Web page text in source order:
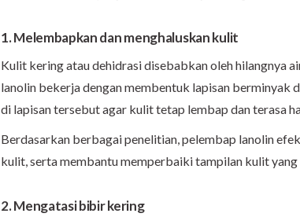
1. Melembapkan dan menghaluskan kulit
Kulit kering atau dehidrasi disebabkan oleh hilangnya
lanolin bekerja dengan membentuk lapisan berminyak
di lapisan tersebut agar kulit tetap lembap dan terasa
Berdasarkan berbagai penelitian, pelembap lanolin
kulit, serta membantu memperbaiki tampilan kulit yang
2. Mengatasi bibir kering